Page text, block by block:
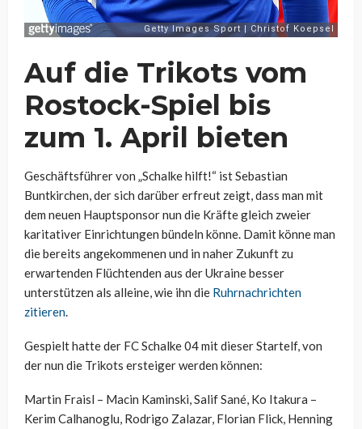
Auf die Trikots vom
Rostock-Spiel bis
zum 1. April bieten
Geschäftsführer von „Schalke hilft!“ ist Sebastian
Buntkirchen, der sich darüber erfreut zeigt, dass man mit
dem neuen Hauptsponsor nun die Kräfte gleich zweier
karitativer Einrichtungen bündeln könne. Damit könne man
die bereits angekommenen und in naher Zukunft zu
erwartenden Flüchtenden aus der Ukraine besser
unterstützen als alleine, wie ihn die Ruhrnachrichten
zitieren.
Gespielt hatte der FC Schalke 04 mit dieser Startelf, von
der nun die Trikots ersteiger werden können:
Martin Fraisl – Macin Kaminski, Salif Sané, Ko Itakura –
Kerim Calhanoglu, Rodrigo Zalazar, Florian Flick, Henning